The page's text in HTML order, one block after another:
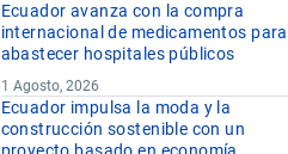
Ecuador avanza con la compra
internacional de medicamentos para
abastecer hospitales públicos
1 Agosto, 2026
Ecuador impulsa la moda y la
construcción sostenible con un